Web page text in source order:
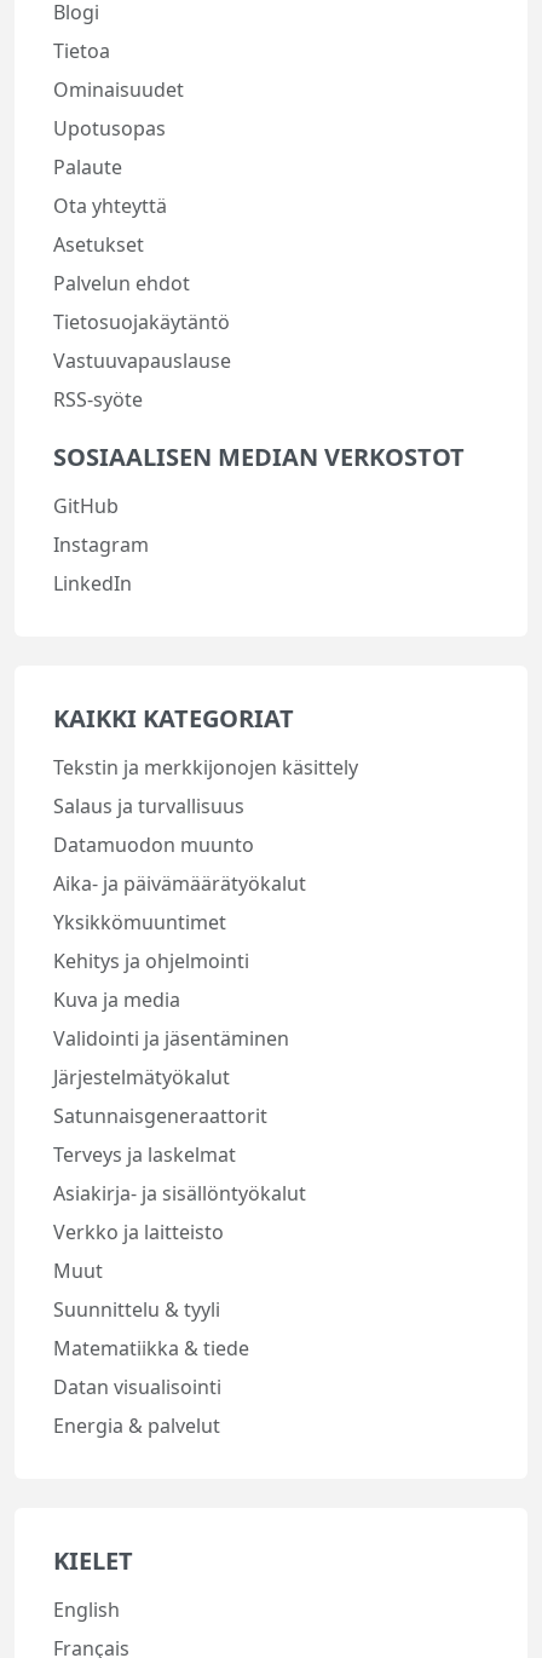
Blogi
Tietoa
Ominaisuudet
Upotusopas
Palaute
Ota yhteyttä
Asetukset
Palvelun ehdot
Tietosuojakäytäntö
Vastuuvapauslause
RSS-syöte
SOSIAALISEN MEDIAN VERKOSTOT
GitHub
Instagram
LinkedIn
KAIKKI KATEGORIAT
Tekstin ja merkkijonojen käsittely
Salaus ja turvallisuus
Datamuodon muunto
Aika- ja päivämäärätyökalut
Yksikkömuuntimet
Kehitys ja ohjelmointi
Kuva ja media
Validointi ja jäsentäminen
Järjestelmätyökalut
Satunnaisgeneraattorit
Terveys ja laskelmat
Asiakirja- ja sisällöntyökalut
Verkko ja laitteisto
Muut
Suunnittelu & tyyli
Matematiikka & tiede
Datan visualisointi
Energia & palvelut
KIELET
English
Français